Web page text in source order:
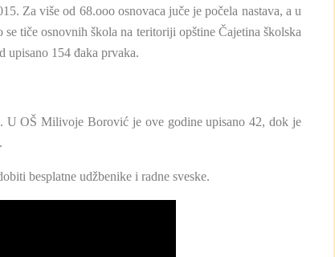
Za više od 68.ooo osnovaca juče je počela nastava, a u
tiče osnovnih škola na teritoriji opštine Čajetina školska
upisano 154 đaka prvaka.
OŠ Milivoje Borović je ove godine upisano 42, dok je
besplatne udžbenike i radne sveske.